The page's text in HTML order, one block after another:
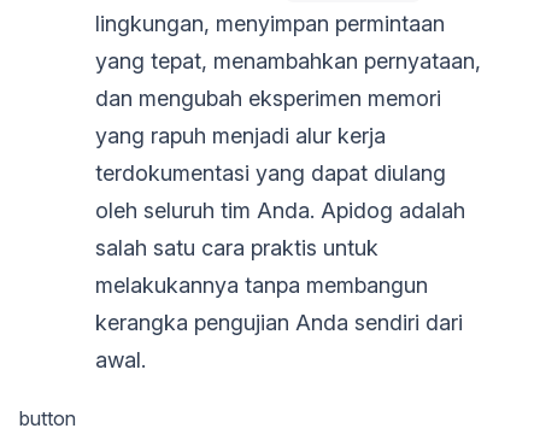
lingkungan, menyimpan permintaan
yang tepat, menambahkan pernyataan,
dan mengubah eksperimen memori
yang rapuh menjadi alur kerja
terdokumentasi yang dapat diulang
oleh seluruh tim Anda. Apidog adalah
salah satu cara praktis untuk
melakukannya tanpa membangun
kerangka pengujian Anda sendiri dari
awal.
button